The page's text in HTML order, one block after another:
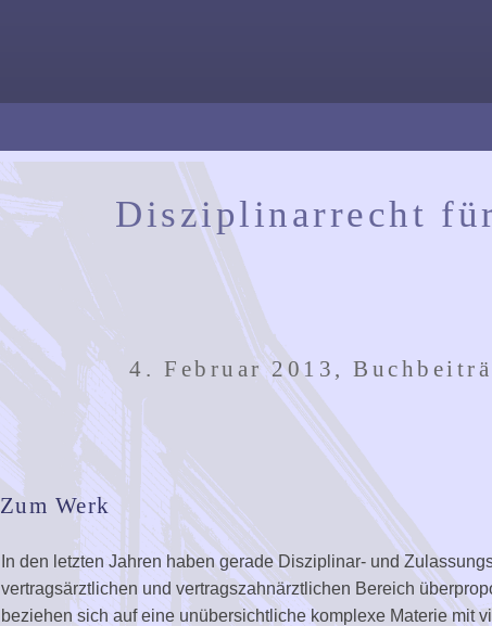
Disziplinarrecht
4. Februar 2013,
Zum Werk
In den letzten Jahren haben gerade Disziplinar- und
vertragsärztlichen und vertragszahnärztlichen Bereich
beziehen sich auf eine unübersichtliche komplexe Materie mit